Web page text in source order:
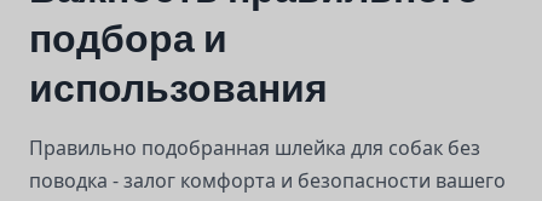
подбора и
использования
Правильно подобранная шлейка для собак без
поводка - залог комфорта и безопасности вашего